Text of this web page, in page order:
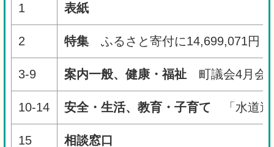
1 表紙
2 特集ふるさと寄付に14,699,071
3-9 案内一般、健康・福祉 町議会4月
10-14 安全・生活、教育・子育て 「水道
15 相談窓口